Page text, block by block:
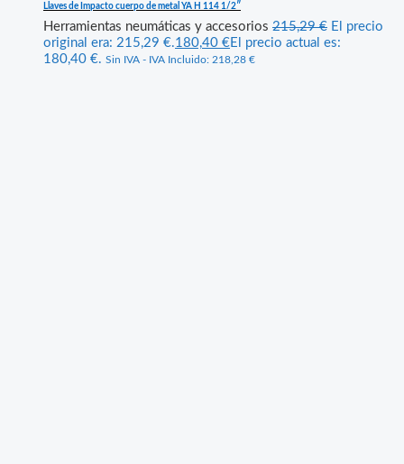
Llaves de Impacto cuerpo de metal YA H 114 1/2″
Herramientas neumáticas y accesorios 215,29€ El precio
original era: 215,29 €.180,40 €El precio actual es:
180,40 €. Sin IVA - IVA Incluido: 218,28 €